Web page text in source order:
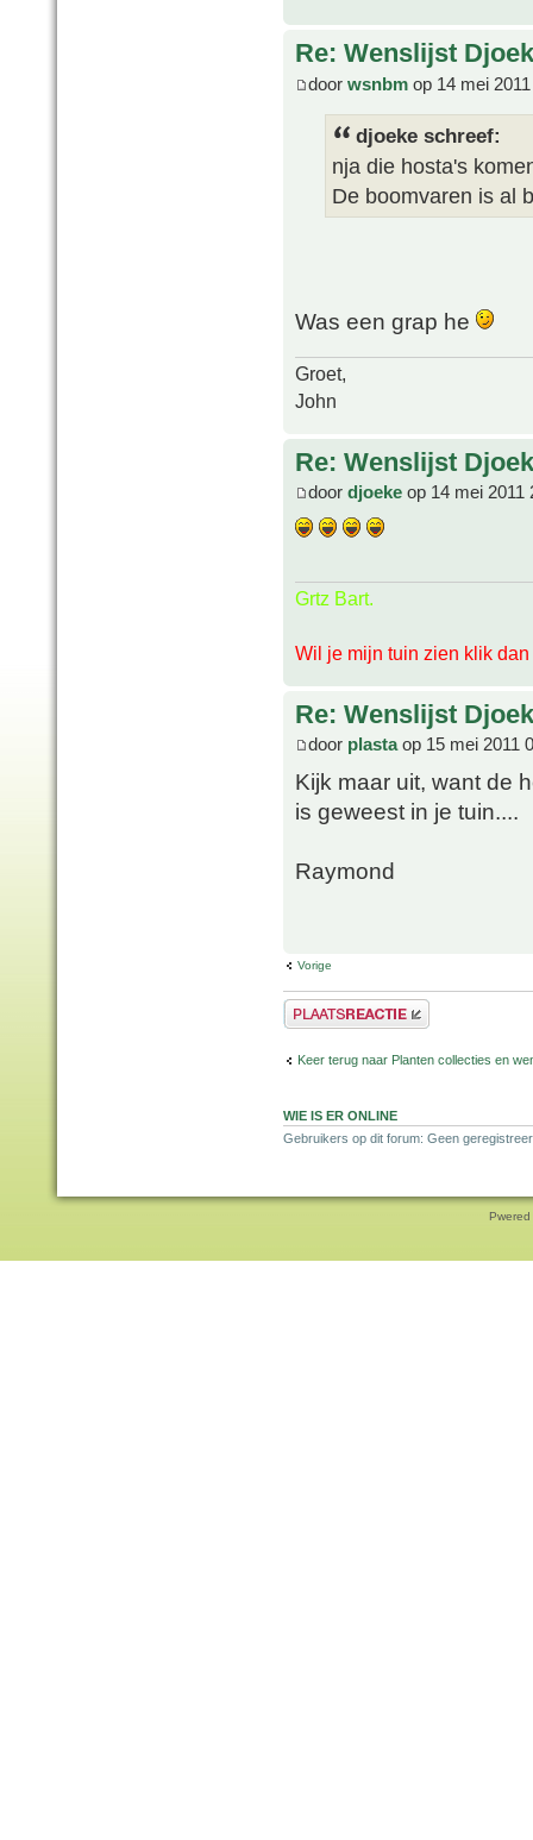
Re: Wenslijst
door wsnbm op 14 mei
djoeke schreef:
nja die hosta's
De boomvaren is al
Was een grap he
Groet,
John
Re: Wenslijst
door djoeke op 14 mei 2011
Grtz Bart.
Wil je mijn tuin zien klik dan
Re: Wenslijst
door plastaop 15 mei 2011
Kijk maar uit, want de
is geweest in je tuin....
Raymond
Vorige
Plaats een reactie
Keer terug naar Planten collecties en
WIE IS ER ONLINE
Gebruikers op dit forum: Geen